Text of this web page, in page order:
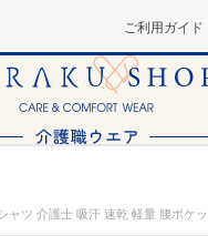
ご利用ガイド
ャツ 介護士 吸汗 速乾 軽量 腰ポケ